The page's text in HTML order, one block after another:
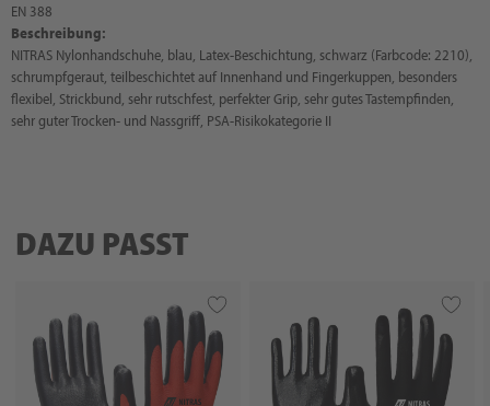
EN 388
Beschreibung:
NITRAS Nylonhandschuhe, blau, Latex-Beschichtung, schwarz (Farbcode: 2210),
schrumpfgeraut, teilbeschichtet auf Innenhand und Fingerkuppen, besonders
flexibel, Strickbund, sehr rutschfest, perfekter Grip, sehr gutes Tastempfinden,
sehr guter Trocken- und Nassgriff, PSA-Risikokategorie II
DAZU PASST